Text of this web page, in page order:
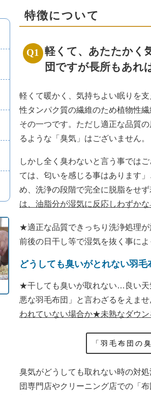
特徴について
軽くて、あたたかく
団ですが長所もあれ
軽くて暖かく、気持ちよい眠りを
性タンパク質の繊維のため植物性
その一つです。ただし適正な品質
るような「臭気」はございません。
しかし全く臭わないと言う事では
ては、匂いを感じる事はあります
め、洗浄の段階で完全に脱脂をせ
は、油脂分が湿気に反応しわずか
★適正な品質できっちり洗浄処理
前後の日干し等で湿気を抜く事に
どうしても臭いがとれない羽毛
★干しても臭いが取れない…良い天
悪な羽毛布団」と言わざるをえませ
われていない場合か★未熟なダウ
「羽毛布団の
臭気がどうしても取れない時の対
団専門店やクリーニング店での「